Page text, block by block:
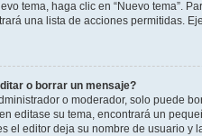
tema, haga clic en “Nuevo tema”.
una lista de acciones permitidas.
o borrar un mensaje?
o moderador, solo puede
editase su tema, encontrará un
el editor deja su nombre de usuario y